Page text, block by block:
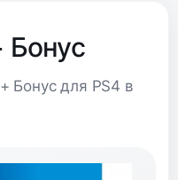
Бонус
Бонус для PS4 в